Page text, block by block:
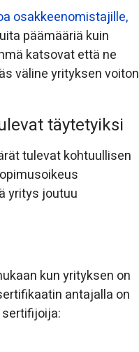
osakkeenomistajille,
päämääriä kuin
katsovat että ne
väline yrityksen voiton
täytetyiksi
tulevat kohtuullisen
yritys joutuu
kun yrityksen on
antajalla on